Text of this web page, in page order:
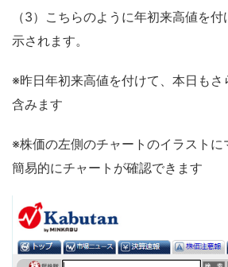
（3）こちらのように年初来高値を
示されます。
※昨日年初来高値を付けて、本日もさ
含みます
※株価の左側のチャートのイラストに
簡易的にチャートが確認できます